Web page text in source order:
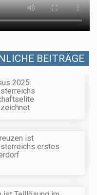
BEITRÄGE
2025:
ist
erstes